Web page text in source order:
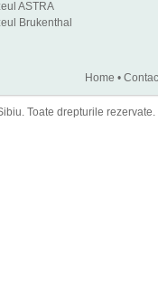
ASTRA
Brukenthal
Home •
Toate drepturile rezervate.